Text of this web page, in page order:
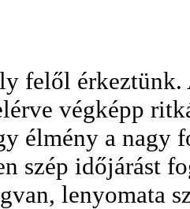
felől
végképp
élmény a nagy
szép időjárást
lenyomata